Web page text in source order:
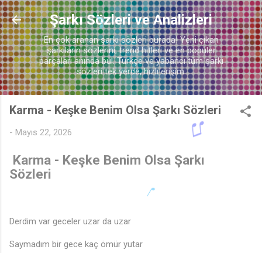
Ana içeriğe atla
Şarkı Sözleri ve Analizleri
En çok aranan şarkı sözleri burada! Yeni çıkan
şarkıların sözlerini, trend hitleri ve en popüler
parçaları anında bul. Türkçe ve yabancı tüm şarkı
sözleri tek yerde, hızlı erişim.
Karma - Keşke Benim Olsa Şarkı Sözleri
- Mayıs 22, 2026
Karma - Keşke Benim Olsa Şarkı
Sözleri
Derdim var geceler uzar da uzar
Saymadım bir gece kaç ömür yutar